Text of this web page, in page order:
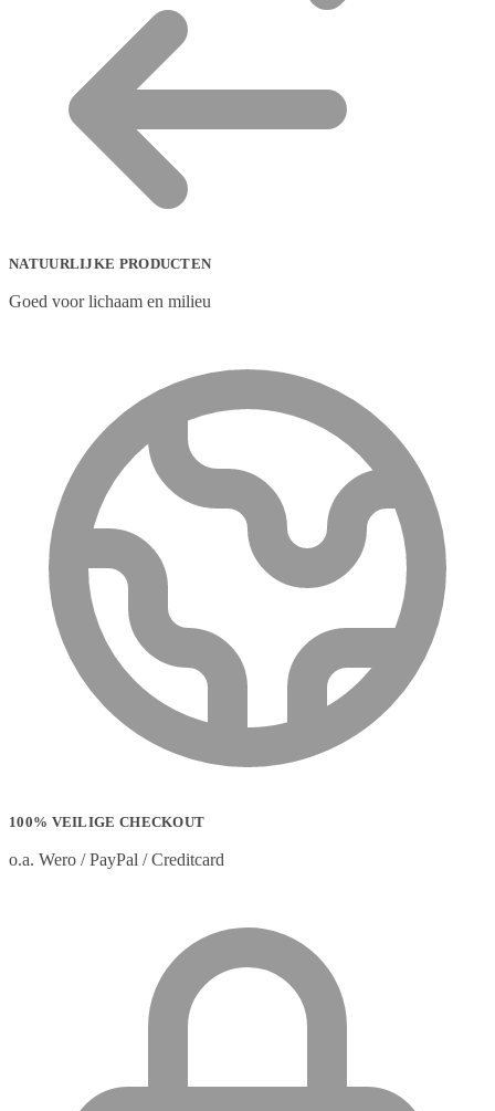
NATUURLIJKE PRODUCTEN
Goed voor lichaam en milieu
100% VEILIGE CHECKOUT
o.a. Wero / PayPal / Creditcard